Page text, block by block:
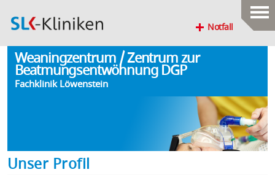
Notfall
Weaningzentrum / Zentrum zur
Beatmungsentwöhnung DGP
Fachklinik Löwenstein
Unser Profil